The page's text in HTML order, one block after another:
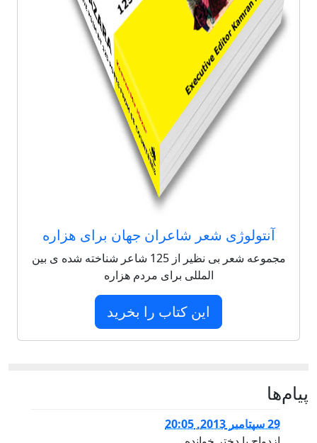
آنتولوژی شعر شاعران جهان برای هزاره
مجموعه شعر بی نظیر از 125 شاعر شناخته شده ی بین
المللی برای مردم هزاره
این کتاب را بخرید
پيام‌ها
29 سپتامبر 2013, 20:05